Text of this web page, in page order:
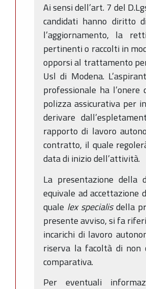
Ai sensi dell’art. 7 del
candidati hanno diritto
l’aggiornamento, la
pertinenti o raccolti in
opporsi al trattamento
Usl di Modena.
professionale ha
polizza assicurativa per
derivare
rapporto di lavoro
contratto, il quale
data di inizio dell’attività.
La presentazione della
equivale ad accettazione
quale lex specialisdella
presente avviso, si fa
incarichi di lavoro
riserva la facoltà di non
comparativa.
Per eventuali